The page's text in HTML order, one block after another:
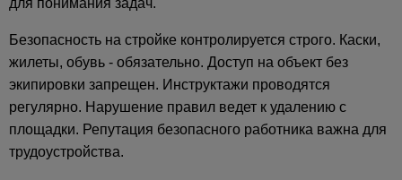
для понимания задач.
Безопасность на стройке контролируется строго. Каски,
жилеты, обувь - обязательно. Доступ на объект без
экипировки запрещен. Инструктажи проводятся
регулярно. Нарушение правил ведет к удалению с
площадки. Репутация безопасного работника важна для
трудоустройства.